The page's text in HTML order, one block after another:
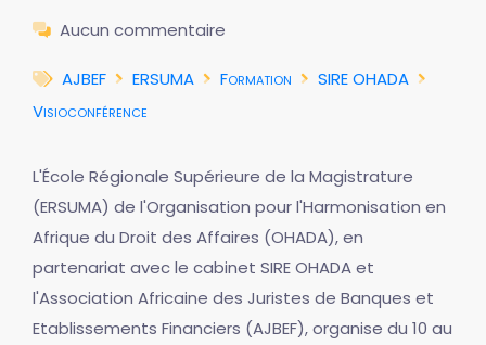
Aucun commentaire
AJBEF ERSUMA Formation
SIRE OHADA
Visioconférence
L'École Régionale Supérieure de la Magistrature
(ERSUMA) de l'Organisation pour l'Harmonisation en
Afrique du Droit des Affaires (OHADA), en
partenariat avec le cabinet SIRE OHADA et
l'Association Africaine des Juristes de Banques et
Etablissements Financiers (AJBEF), organise du 10 au